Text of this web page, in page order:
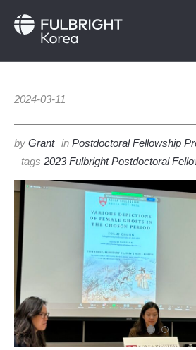
2024-03-11
by Grant in Postdoctoral Fellowship
tags 2023 Fulbright Postdoctoral